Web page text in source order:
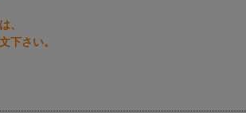
、
下さい。